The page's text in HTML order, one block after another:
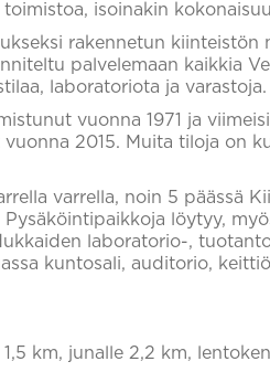
isoinakin
rakennetun kiinteistön
palvelemaan kaikkia
laboratoriota ja varastoja.
vuonna 1971 ja
2015. Muita tiloja on
varrella, noin 5 päässä
löytyy,
laboratorio-,
kuntosali, auditorio,
km, junalle 2,2 km,